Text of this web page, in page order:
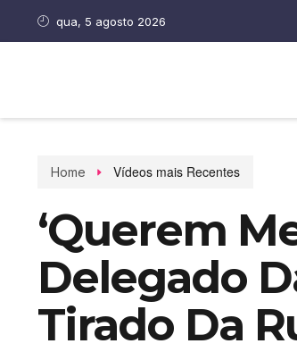
qua, 5 agosto 2026
Home Vídeos mais Recentes
‘Querem
Delegado
Tirado Da